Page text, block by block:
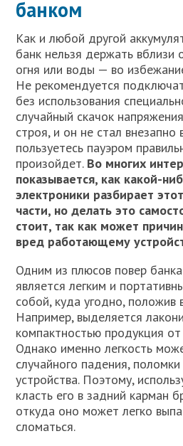
банком
Как и любой другой
банк нельзя держать вблизи
огня или воды — во
Не рекомендуется
без использования
случайный скачок
строя, и он не стал внезапно
пользуетесь пауэром
произойдет. Во многих
показывается, как какой-
электроники разбирает
части, но делать это
стоит, так как может
вред работающему
Одним из плюсов повер
является легким и
собой, куда угодно, положив
Например, выделяется
компактностью продукция
Однако именно легкость
случайного падения,
устройства. Поэтому,
класть его в задний карман
откуда оно может легко
сломаться.